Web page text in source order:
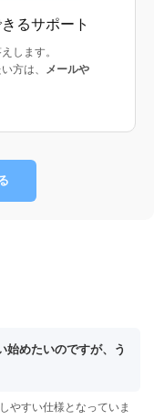
るサポート
します。
方は、
メールや
始めたいのですが、う
やすい仕様となっていま